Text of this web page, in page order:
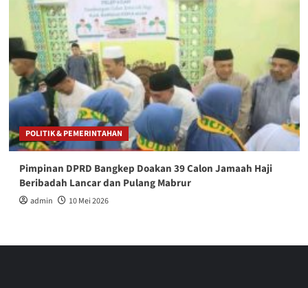
POLITIK & PEMERINTAHAN
Pimpinan DPRD Bangkep Doakan 39 Calon Jamaah Haji
Beribadah Lancar dan Pulang Mabrur
admin 10 Mei 2026